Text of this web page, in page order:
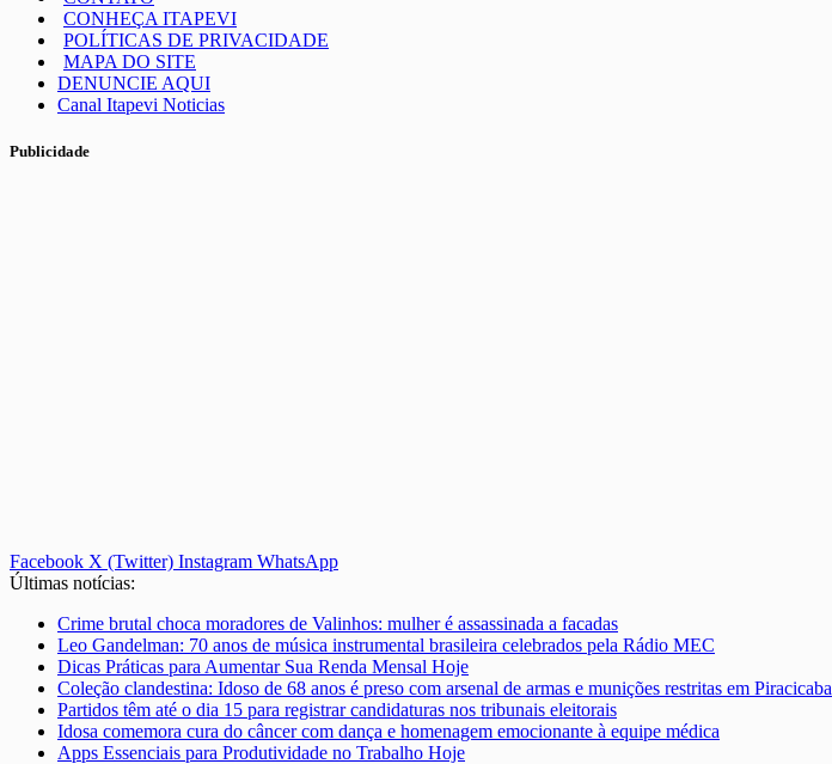
CONHEÇA ITAPEVI
POLÍTICAS DE PRIVACIDADE
MAPA DO SITE
DENUNCIE AQUI
Canal Itapevi Noticias
Publicidade
Facebook X (Twitter) Instagram WhatsApp
Últimas notícias:
Crime brutal choca moradores de Valinhos: mulher é assassinada a facadas
Leo Gandelman: 70 anos de música instrumental brasileira celebrados pela Rádio MEC
Dicas Práticas para Aumentar Sua Renda Mensal Hoje
Coleção clandestina: Idoso de 68 anos é preso com arsenal de armas e munições restritas em Piracicaba
Partidos têm até o dia 15 para registrar candidaturas nos tribunais eleitorais
Idosa comemora cura do câncer com dança e homenagem emocionante à equipe médica
Apps Essenciais para Produtividade no Trabalho Hoje